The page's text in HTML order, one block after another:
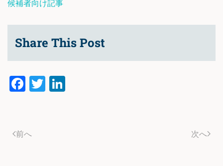
候補者向け記事
Share This Post
Facebook
Twitter
前へ 次へ